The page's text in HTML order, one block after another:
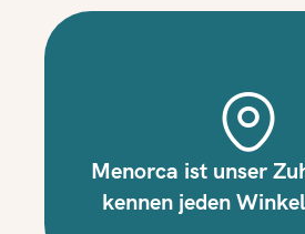
Menorca ist unser
kennen jeden